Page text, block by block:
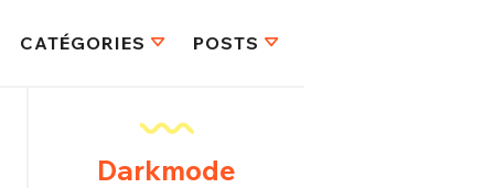
CATÉGORIES POSTS
Darkmode